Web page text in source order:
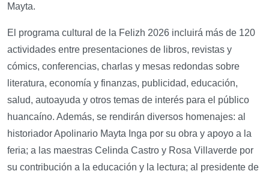
Mayta.
El programa cultural de la Felizh 2026 incluirá más de 120
actividades entre presentaciones de libros, revistas y
cómics, conferencias, charlas y mesas redondas sobre
literatura, economía y finanzas, publicidad, educación,
salud, autoayuda y otros temas de interés para el público
huancaíno. Además, se rendirán diversos homenajes: al
historiador Apolinario Mayta Inga por su obra y apoyo a la
feria; a las maestras Celinda Castro y Rosa Villaverde por
su contribución a la educación y la lectura; al presidente de